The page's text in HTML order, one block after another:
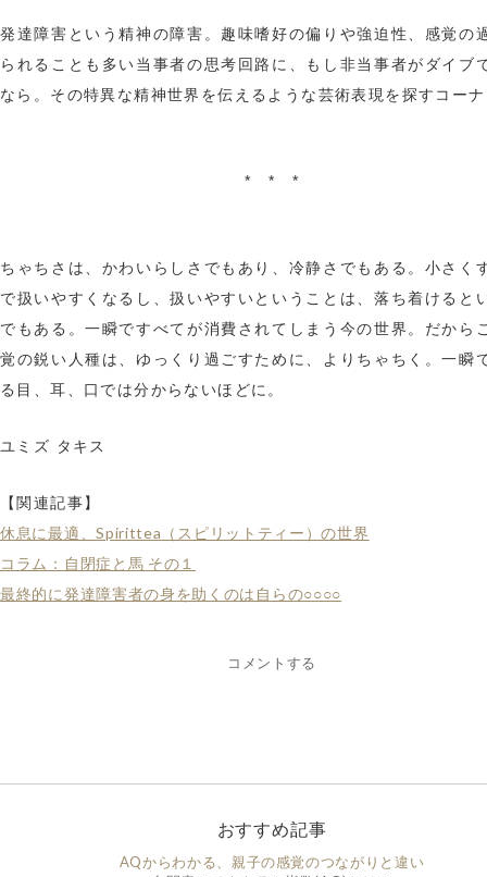
発達障害という精神の障害。趣味嗜好の偏りや強迫性、感覚の
られることも多い当事者の思考回路に、もし非当事者がダイブ
なら。その特異な精神世界を伝えるような芸術表現を探すコー
* * *
ちゃちさは、かわいらしさでもあり、冷静さでもある。小さく
で扱いやすくなるし、扱いやすいということは、落ち着けると
でもある。一瞬ですべてが消費されてしまう今の世界。だから
覚の鋭い人種は、ゆっくり過ごすために、よりちゃちく。一瞬
る目、耳、口では分からないほどに。
ユミズ タキス
【関連記事】
休息に最適、Spirittea（スピリットティー）の世界
コラム：自閉症と馬 その１
最終的に発達障害者の身を助くのは自らの○○○○
コメントする
おすすめ記事
AQからわかる、親子の感覚のつながりと違い